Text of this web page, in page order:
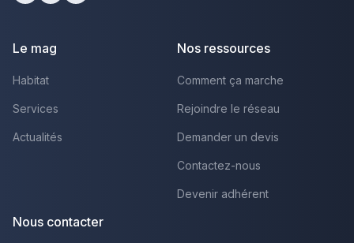
Le mag
Habitat
Services
Actualités
Nos ressources
Comment ça marche
Rejoindre le réseau
Demander un devis
Contactez-nous
Devenir adhérent
Nous contacter